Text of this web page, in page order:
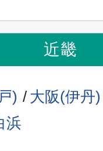
近畿
)
大阪(伊丹)
浜